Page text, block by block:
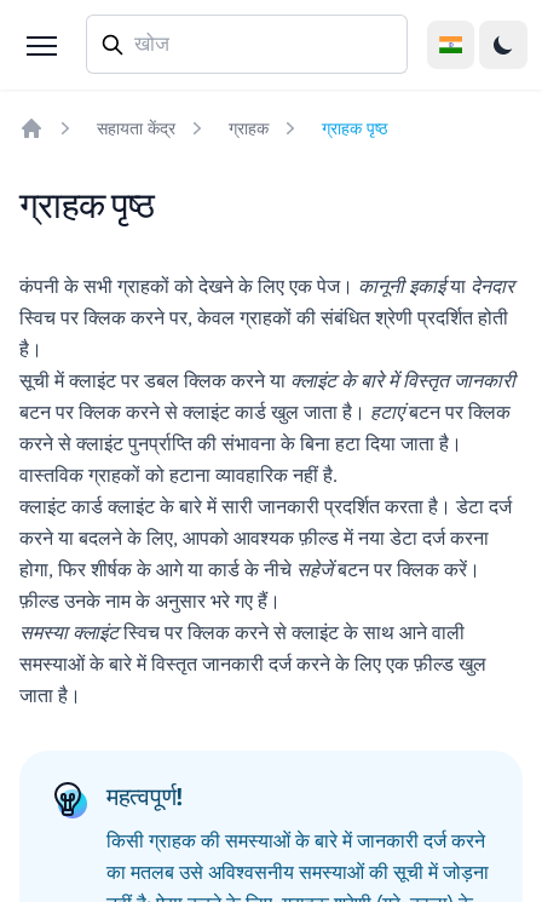
सहायता केंद्र ग्राहक ग्राहक पृष्ठ
ग्राहक पृष्ठ
कंपनी के सभी ग्राहकों को देखने के लिए एक पेज। कानूनी इकाईया देनदार
स्विच पर क्लिक करने पर, केवल ग्राहकों की संबंधित श्रेणी प्रदर्शित होती
है।
सूची में क्लाइंट पर डबल क्लिक करने या क्लाइंट के बारे में विस्तृत जानकारी
बटन पर क्लिक करने से क्लाइंट कार्ड खुल जाता है। हटाएंबटन पर क्लिक
करने से क्लाइंट पुनर्प्राप्ति की संभावना के बिना हटा दिया जाता है।
वास्तविक ग्राहकों को हटाना व्यावहारिक नहीं है.
क्लाइंट कार्ड क्लाइंट के बारे में सारी जानकारी प्रदर्शित करता है। डेटा दर्ज
करने या बदलने के लिए, आपको आवश्यक फ़ील्ड में नया डेटा दर्ज करना
होगा, फिर शीर्षक के आगे या कार्ड के नीचे सहेजेंबटन पर क्लिक करें।
फ़ील्ड उनके नाम के अनुसार भरे गए हैं।
समस्या क्लाइंटस्विच पर क्लिक करने से क्लाइंट के साथ आने वाली
समस्याओं के बारे में विस्तृत जानकारी दर्ज करने के लिए एक फ़ील्ड खुल
जाता है।
महत्वपूर्ण!
किसी ग्राहक की समस्याओं के बारे में जानकारी दर्ज करने
का मतलब उसे अविश्वसनीय समस्याओं की सूची में जोड़ना